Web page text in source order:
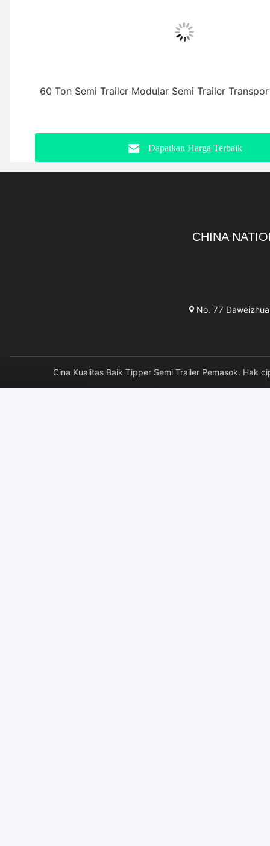
60 Ton Semi Trailer Modular Semi Trailer
Dapatkan Harga Terbaik
CHINA
No. 77
Cina Kualitas Baik Tipper Semi Trailer Pemasok. Hak